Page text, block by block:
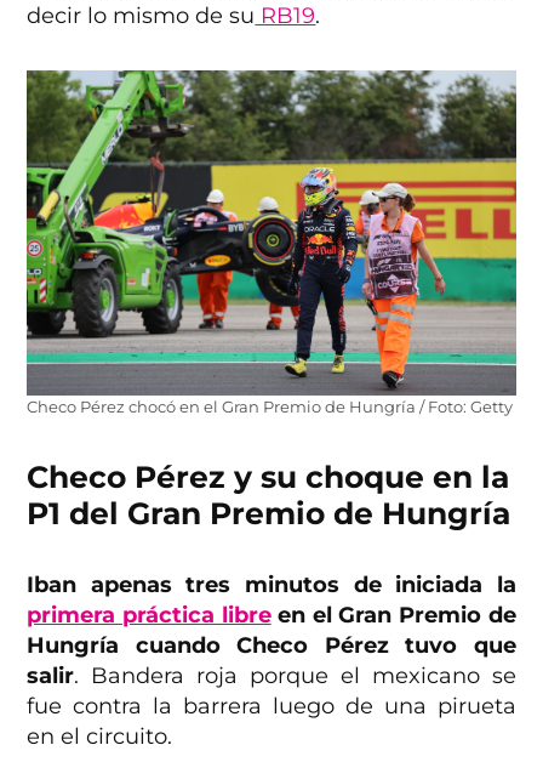
decir lo mismo de su RB19.
Checo Pérez chocó en el Gran Premio de Hungría / Foto: Getty
Checo Pérez y su choque en la
P1 del Gran Premio de Hungría
Iban apenas tres minutos de iniciada la
primera práctica libreen el Gran Premio de
Hungría cuando Checo Pérez tuvo que
salir. Bandera roja porque el mexicano se
fue contra la barrera luego de una pirueta
en el circuito.